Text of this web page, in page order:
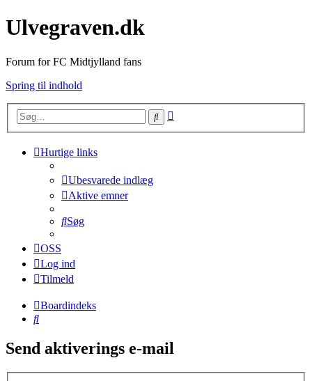
Ulvegraven.dk
Forum for FC Midtjylland fans
Spring til indhold
Søg
Hurtige links
Ubesvarede indlæg
Aktive emner
Søg
OSS
Log ind
Tilmeld
Boardindeks
Søg
Send aktiverings e-mail